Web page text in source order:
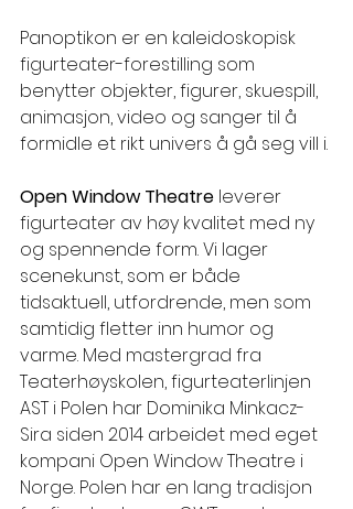
Panoptikon er en kaleidoskopisk
figurteater-forestilling som
benytter objekter, figurer, skuespill,
animasjon, video og sanger til å
formidle et rikt univers å gå seg vill i.
Open Window Theatre leverer
figurteater av høy kvalitet med ny
og spennende form. Vi lager
scenekunst, som er både
tidsaktuell, utfordrende, men som
samtidig fletter inn humor og
varme. Med mastergrad fra
Teaterhøyskolen, figurteaterlinjen
AST i Polen har Dominika Minkacz-
Sira siden 2014 arbeidet med eget
kompani Open Window Theatre i
Norge. Polen har en lang tradisjon